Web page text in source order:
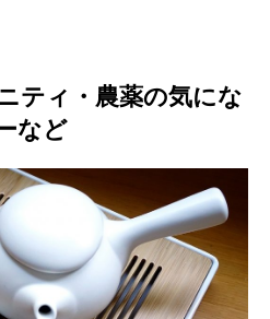
ティ・農薬の気にな
など